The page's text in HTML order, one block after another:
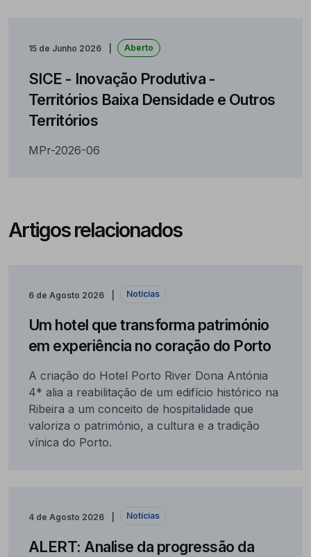
15 de Junho 2026 Aberto
SICE - Inovação Produtiva -
Territórios Baixa Densidade e Outros
Territórios
MPr-2026-06
Artigos relacionados
6 de Agosto 2026 Notícias
Um hotel que transforma património
em experiência no coração do Porto
A criação do Hotel Porto River Dona Antónia
4* alia a reabilitação de um edifício histórico na
Ribeira a um conceito de hospitalidade que
valoriza o património, a cultura e a tradição
vínica do Porto.
4 de Agosto 2026 Notícias
ALERT: Analise da progressão da